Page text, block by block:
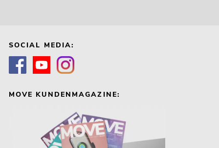
SOCIAL MEDIA:
MOVE KUNDENMAGAZINE: